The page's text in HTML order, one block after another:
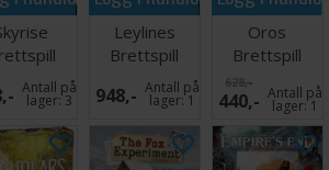
Antall på
lager:3
Leylines
Brettspill
948,- Antall på
lager:1
Oros
Brettspill
628,-
440,- Antall på
lager:1